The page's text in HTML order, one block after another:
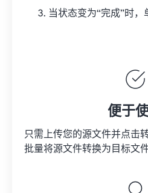
当状态变为“完成”时，
便于
只需上传您的源文件并点击
批量将源文件转换为目标文